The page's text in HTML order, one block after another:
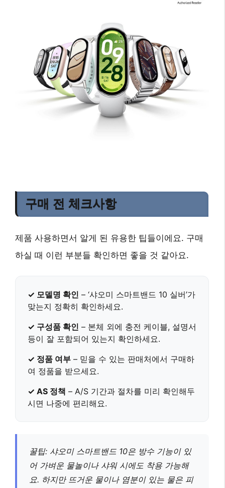
구매 전 체크사항
제품 사용하면서 알게 된 유용한 팁들이에요. 구매
하실 때 이런 부분들 확인하면 좋을 것 같아요.
✓ 모델명 확인 – ‘샤오미 스마트밴드 10 실버’가
맞는지 정확히 확인하세요.
✓ 구성품 확인 – 본체 외에 충전 케이블, 설명서
등이 잘 포함되어 있는지 확인하세요.
✓ 정품 여부 – 믿을 수 있는 판매처에서 구매하
여 정품을 받으세요.
✓ AS 정책 – A/S 기간과 절차를 미리 확인해두
시면 나중에 편리해요.
꿀팁: 샤오미 스마트밴드 10은 방수 기능이 있
어 가벼운 물놀이나 샤워 시에도 착용 가능해
요. 하지만 뜨거운 물이나 염분이 있는 물은 피